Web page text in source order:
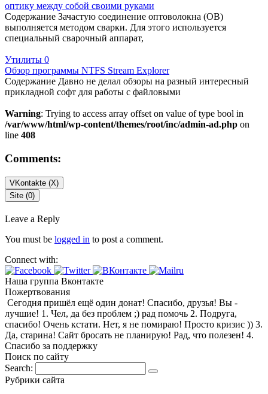
оптику между собой своими руками
Содержание Зачастую соединение оптоволокна (ОВ)
выполняется методом сварки. Для этого используется
специальный сварочный аппарат,
Утилиты 0
Обзор программы NTFS Stream Explorer
Содержание Давно не делал обзоры на разный интересный
прикладной софт для работы с файловыми
Warning: Trying to access array offset on value of type bool in
/var/www/html/wp-content/themes/root/inc/admin-ad.php on
line 408
Comments:
VKontakte (X)
Site (0)
Leave a Reply
You must be logged in to post a comment.
Connect with:
Наша группа Вконтакте
Пожертвования
Сегодня пришёл ещё один донат! Спасибо, друзья! Вы -
лучшие! 1. Чел, да без проблем ;) рад помочь 2. Подруга,
спасибо! Очень кстати. Нет, я не помираю! Просто кризис )) 3.
Да, старина! Сайт бросать не планирую! Рад, что полезен! 4.
Спасибо за поддержку
Поиск по сайту
Search:
Рубрики сайта